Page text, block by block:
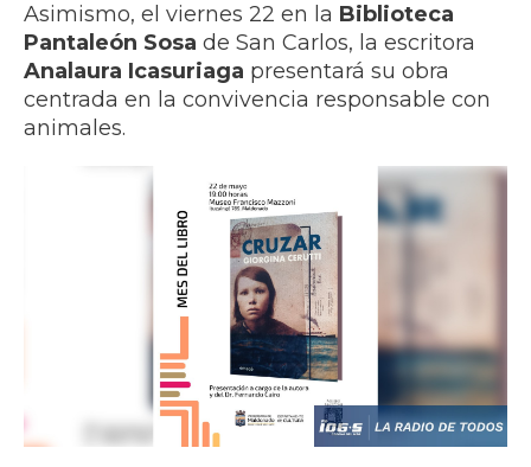
Asimismo, el viernes 22 en la Biblioteca
Pantaleón Sosa de San Carlos, la escritora
Analaura Icasuriaga presentará su obra
centrada en la convivencia responsable con
animales.